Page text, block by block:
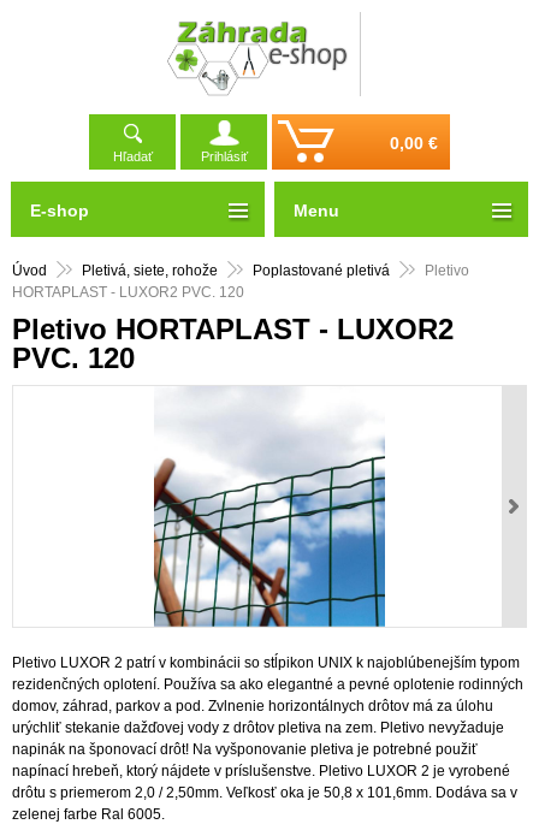
Hľadať Prihlásiť
0,00 €
Úvod Pletivá, siete, rohože Poplastované pletivá
Pletivo
HORTAPLAST - LUXOR2 PVC. 120
Pletivo HORTAPLAST - LUXOR2
PVC. 120
Pletivo LUXOR 2 patrí v kombinácii so stĺpikon UNIX k najoblúbenejším typom
rezidenčných oplotení. Používa sa ako elegantné a pevné oplotenie rodinných
domov, záhrad, parkov a pod. Zvlnenie horizontálnych drôtov má za úlohu
urýchliť stekanie dažďovej vody z drôtov pletiva na zem. Pletivo nevyžaduje
napinák na šponovací drôt! Na vyšponovanie pletiva je potrebné použiť
napínací hrebeň, ktorý nájdete v príslušenstve. Pletivo LUXOR 2 je vyrobené
drôtu s priemerom 2,0 / 2,50mm. Veľkosť oka je 50,8 x 101,6mm. Dodáva sa v
zelenej farbe Ral 6005.
E-shop Menu